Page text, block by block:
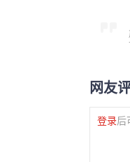
网友
登录后